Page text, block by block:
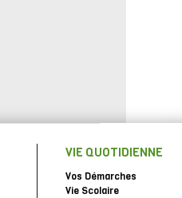
VIE QUOTIDIENNE
Vos Démarches
Vie Scolaire